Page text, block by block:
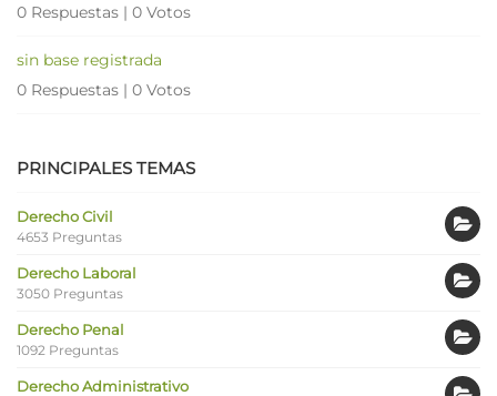
0 Respuestas | 0 Votos
sin base registrada
0 Respuestas | 0 Votos
PRINCIPALES TEMAS
Derecho Civil
4653 Preguntas
Derecho Laboral
3050 Preguntas
Derecho Penal
1092 Preguntas
Derecho Administrativo